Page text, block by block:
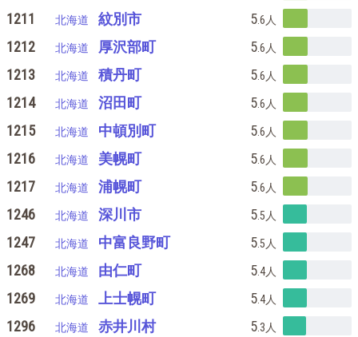
1211 北海道 紋別市 5.6 人
1212 北海道 厚沢部町 5.6 人
1213 北海道 積丹町 5.6 人
1214 北海道 沼田町 5.6 人
1215 北海道 中頓別町 5.6 人
1216 北海道 美幌町 5.6 人
1217 北海道 浦幌町 5.6 人
1246 北海道 深川市 5.5 人
1247 北海道 中富良野町 5.5 人
1268 北海道 由仁町 5.4人
1269 北海道 上士幌町 5.4人
1296 北海道 赤井川村 5.3 人